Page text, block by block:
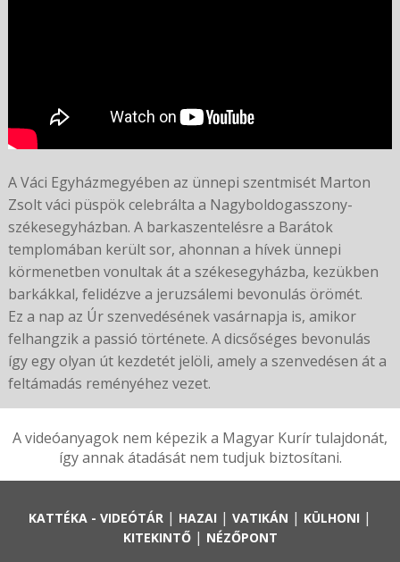
A Váci Egyházmegyében az ünnepi szentmisét Marton
Zsolt váci püspök celebrálta a Nagyboldogasszony-
székesegyházban. A barkaszentelésre a Barátok
templomában került sor, ahonnan a hívek ünnepi
körmenetben vonultak át a székesegyházba, kezükben
barkákkal, felidézve a jeruzsálemi bevonulás örömét.
Ez a nap az Úr szenvedésének vasárnapja is, amikor
felhangzik a passió története. A dicsőséges bevonulás
így egy olyan út kezdetét jelöli, amely a szenvedésen át a
feltámadás reményéhez vezet.
A videóanyagok nem képezik a Magyar Kurír tulajdonát,
így annak átadását nem tudjuk biztosítani.
KATTÉKA - VIDEÓTÁR | HAZAI | VATIKÁN | KÜLHONI |
KITEKINTŐ| NÉZŐPONT